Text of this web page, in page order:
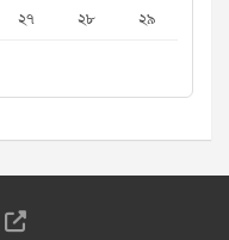
২৭ ২৮
২৯